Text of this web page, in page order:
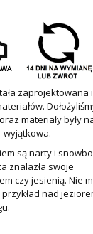
zaprojektowana
materiały były
wyjątkowa.
są narty i
znalazła swoje
czy jesienią. Nie
nad